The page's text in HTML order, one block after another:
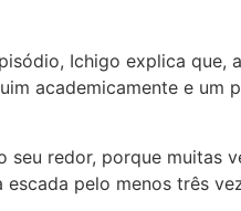
Ichigo explica que,
academicamente e um
seu redor, porque muitas
pelo menos três